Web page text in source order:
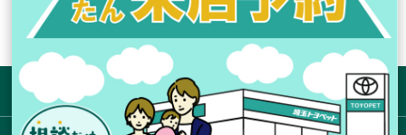
サイトマップ